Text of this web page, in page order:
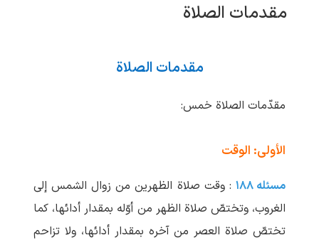
مقدمات الصلاة
مقدمات الصلاة
مقدّمات الصلاة خمس:
الأولی: الوقت
مسئله ۱۸۸
: وقت صلاة الظهرین من زوال الشمس إلی
الغروب، وتختصّ صلاة الظهر من أوّله بمقدار أدائها، کما
تختصّ صلاة العصر من آخره بمقدار أدائها، ولا تزاحم